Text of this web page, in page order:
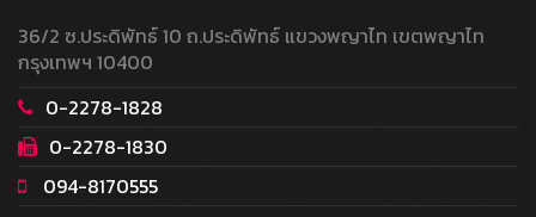
36/2 ซ.ประดิพัทธ์ 10 ถ.ประดิพัทธ์ แขวงพญาไท เขตพญาไท
กรุงเทพฯ 10400
0-2278-1828
0-2278-1830
094-8170555